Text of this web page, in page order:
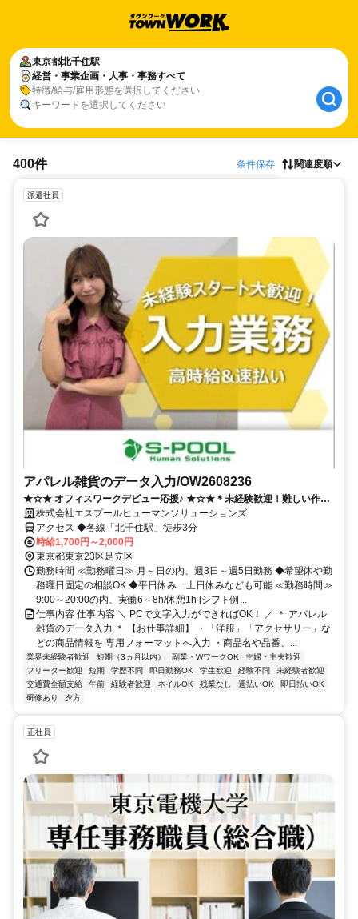
東京都北千住駅
経営・事業企画・人事・事務すべて
特徴/給与/雇用形態を選択してください
キーワードを選択してください
400件 条件保存 関連度順
派遣社員
アパレル雑貨のデータ入力/OW2608236
★☆★ オフィスワークデビュー応援♪ ★☆★＊未経験歓迎！難しい作業
なし◎ 残業なし・週3日～OK！髪色自由・ネイル・ピアス・ひげOK＆
服装自由で私服勤務OK♪
株式会社エスプールヒューマンソリューションズ
アクセス ◆各線「北千住駅」徒歩3分
時給1,700円～2,000円
東京都東京23区足立区
勤務時間 ≪勤務曜日≫ 月～日の内、週3日～週5日勤務 ◆希望休や勤
務曜日固定の相談OK ◆平日休み…土日休みなども可能 ≪勤務時間≫
9:00～20:00の内、実働6～8h/休憩1h [シフト例...
仕事内容 仕事内容 ＼ PCで文字入力ができればOK！ ／ ＊ アパレル
雑貨のデータ入力 ＊ 【お仕事詳細】 ・「洋服」「アクセサリー」な
どの商品情報を 専用フォーマットへ入力 ・商品名や品番、...
業界未経験者歓迎 短期（3ヵ月以内） 副業・WワークOK
主婦・主夫歓迎
フリーター歓迎
短期 学歴不問 即日勤務OK 学生歓迎 経験不問
未経験者歓迎
交通費全額支給
午前 経験者歓迎 ネイルOK 残業なし 週払いOK
即日払いOK
研修あり
夕方
正社員